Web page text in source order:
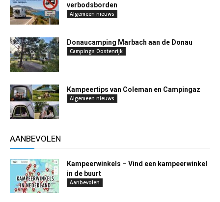
verbodsborden
Algemeen nieuws
Donaucamping Marbach aan de Donau
Campings Oostenrijk
Kampeertips van Coleman en Campingaz
Algemeen nieuws
AANBEVOLEN
Kampeerwinkels – Vind een kampeerwinkel
in de buurt
Aanbevolen